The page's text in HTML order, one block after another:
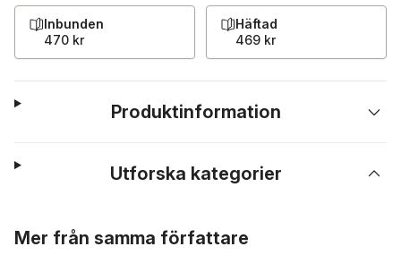
Inbunden
470 kr
Häftad
469 kr
Produktinformation
Utforska kategorier
Mer från samma författare